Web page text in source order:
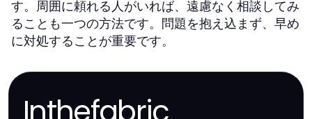
す。周囲に頼れる人がいれば、遠慮なく相談してみ
ることも一つの方法です。問題を抱え込まず、早め
に対処することが重要です。